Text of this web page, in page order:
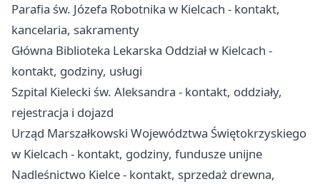
Parafia św. Józefa Robotnika w Kielcach - kontakt,
kancelaria, sakramenty
Główna Biblioteka Lekarska Oddział w Kielcach -
kontakt, godziny, usługi
Szpital Kielecki św. Aleksandra - kontakt, oddziały,
rejestracja i dojazd
Urząd Marszałkowski Województwa Świętokrzyskiego
w Kielcach - kontakt, godziny, fundusze unijne
Nadleśnictwo Kielce - kontakt, sprzedaż drewna,